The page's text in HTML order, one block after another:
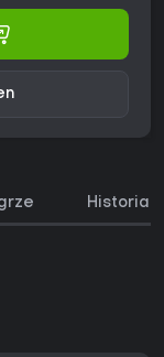
Historia